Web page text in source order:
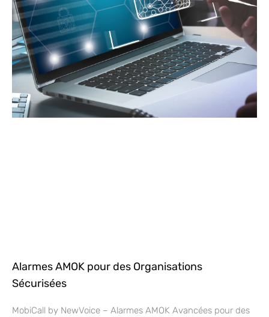
Alarmes AMOK pour des Organisations
Sécurisées
MobiCall by NewVoice – Alarmes AMOK Avancées pour des